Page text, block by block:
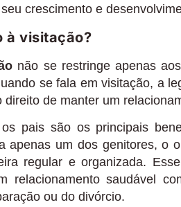
crescimento e
à visitação?
não se restringe apenas
se fala em visitação, a
direito de manter um
os pais são os principais
apenas um dos genitores, o
regular e organizada.
relacionamento saudável
ou do divórcio.